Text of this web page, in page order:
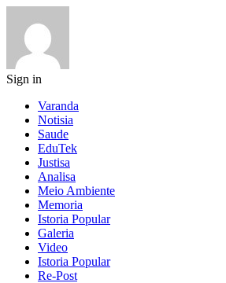
Sign in
Varanda
Notisia
Saude
EduTek
Justisa
Analisa
Meio Ambiente
Memoria
Istoria Popular
Galeria
Video
Istoria Popular
Re-Post